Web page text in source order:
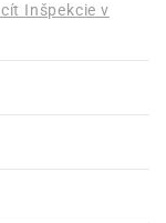
Inšpekcie v